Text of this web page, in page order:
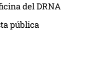
del DRNA
pública